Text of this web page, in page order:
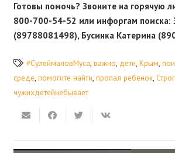
Готовы помочь? Звоните на горячую
800-700-54-52 или инфоргам поиска:
(89788081498), Бусинка Катерина
#СулеймановМуса, важно, дети, Крым,
среде, помогите найти, пропал ребенок,
чужихдетейнебывает